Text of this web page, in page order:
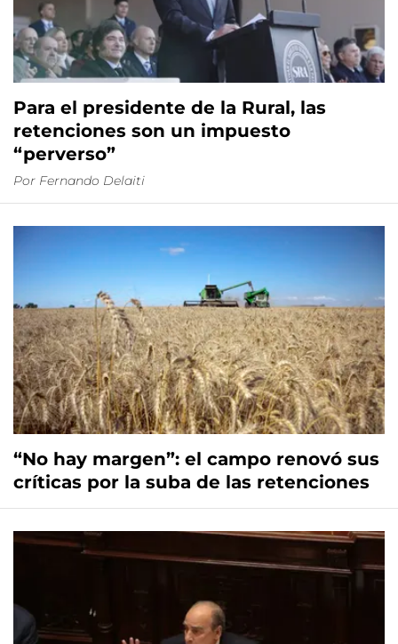
Para el presidente de la Rural, las
retenciones son un impuesto
“perverso”
Por Fernando Delaiti
“No hay margen”: el campo renovó sus
críticas por la suba de las retenciones